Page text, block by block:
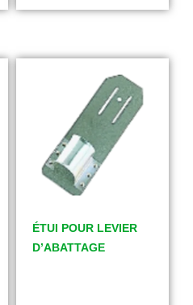
ÉTUI POUR LEVIER
D’ABATTAGE